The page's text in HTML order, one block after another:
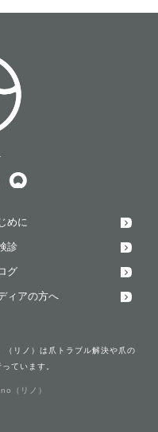
めに
診
グ
ィアの方へ
リノ）は爪トラブル解決や爪の
ています。
（リノ）